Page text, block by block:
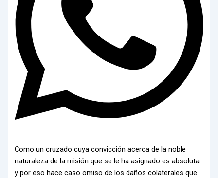
Como un cruzado cuya convicción acerca de la noble
naturaleza de la misión que se le ha asignado es absoluta
y por eso hace caso omiso de los daños colaterales que